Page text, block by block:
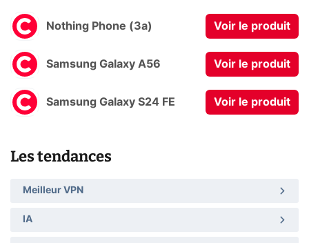
Nothing Phone (3a) Voir le produit
Samsung Galaxy A56 Voir le produit
Samsung Galaxy S24 FE Voir le produit
Les tendances
Meilleur VPN
IA